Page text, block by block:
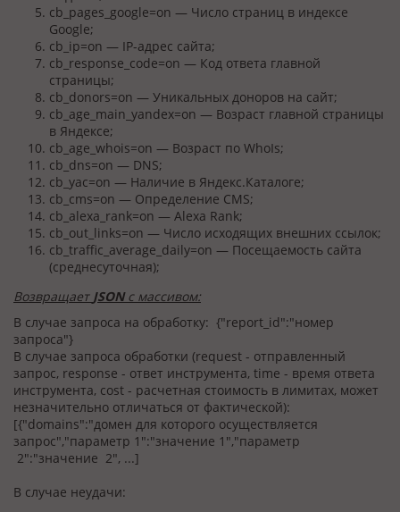
cb_pages_google=on — Число страниц в индексе
Google;
cb_ip=on — IP-адрес сайта;
cb_response_code=on — Код ответа главной
страницы;
cb_donors=on — Уникальных доноров на сайт;
cb_age_main_yandex=on — Возраст главной страницы
в Яндексе;
cb_age_whois=on — Возраст по WhoIs;
cb_dns=on — DNS;
cb_yac=on — Наличие в Яндекс.Каталоге;
cb_cms=on — Определение CMS;
cb_alexa_rank=on — Alexa Rank;
cb_out_links=on — Число исходящих внешних ссылок;
cb_traffic_average_daily=on — Посещаемость сайта
(среднесуточная);
Возвращает JSONс массивом:
В случае запроса на обработку: {"report_id":"номер
запроса"}
В случае запроса обработки (request - отправленный
запрос, response - ответ инструмента, time - время ответа
инструмента, cost - расчетная стоимость в лимитах, может
незначительно отличаться от фактической):
[{"domains":"домен для которого осуществляется
запрос","параметр 1":"значение 1","параметр
2":"значение 2", ...]
В случае неудачи: